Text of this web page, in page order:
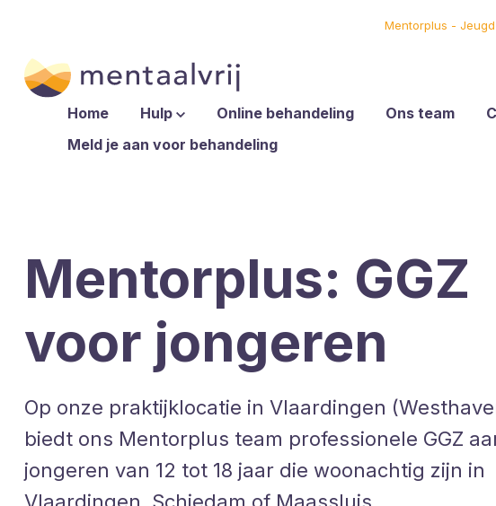
Mentorplus - Jeugd
Home Hulp Online behandeling Ons team
Meld je aan voor behandeling
Mentorplus: GGZ
voor jongeren
Op onze praktijklocatie in Vlaardingen
biedt ons Mentorplus team professionele GGZ
jongeren van 12 tot 18 jaar die woonachtig zijn in